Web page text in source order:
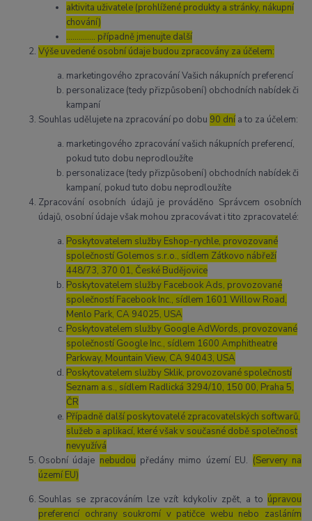
aktivita uživatele (prohlížené produkty a stránky, nákupní
chování)
………….. případně jmenujte další
Výše uvedené osobní údaje budou zpracovány za účelem:
marketingového zpracování Vašich nákupních preferencí
personalizace (tedy přizpůsobení) obchodních nabídek či
kampaní
Souhlas udělujete na zpracování po dobu 90 dní a to za účelem:
marketingového zpracování vašich nákupních preferencí,
pokud tuto dobu neprodloužíte
personalizace (tedy přizpůsobení) obchodních nabídek či
kampaní, pokud tuto dobu neprodloužíte
Zpracování osobních údajů je prováděno Správcem osobních
údajů, osobní údaje však mohou zpracovávat i tito zpracovatelé:
Poskytovatelem služby Eshop-rychle, provozované
společností Golemos s.r.o., sídlem Zátkovo nábřeží
448/73, 370 01, České Budějovice
Poskytovatelem služby Facebook Ads, provozované
společností Facebook Inc., sídlem 1601 Willow Road,
Menlo Park, CA 94025, USA
Poskytovatelem služby Google AdWords, provozované
společností Google Inc., sídlem 1600 Amphitheatre
Parkway, Mountain View, CA 94043, USA
Poskytovatelem služby Sklik, provozované společností
Seznam a.s., sídlem Radlická 3294/10, 150 00, Praha 5,
ČR
Případně další poskytovatelé zpracovatelských softwarů,
služeb a aplikací, které však v současné době společnost
nevyužívá
Osobní údaje nebudou předány mimo území EU. (Servery na
území EU)
Souhlas se zpracováním lze vzít kdykoliv zpět, a to úpravou
preferencí ochrany soukromí v patičce webu nebo zasláním